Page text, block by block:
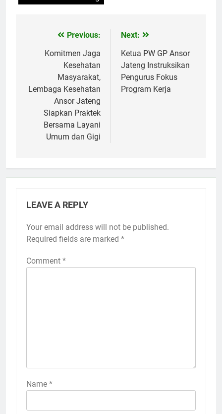
navigation
Previous:
Komitmen Jaga
Kesehatan
Masyarakat,
Lembaga Kesehatan
Ansor Jateng
Siapkan Praktek
Bersama Layani
Umum dan Gigi
Next:
Ketua PW GP Ansor
Jateng Instruksikan
Pengurus Fokus
Program Kerja
LEAVE A REPLY
Your email address will not be published.
Required fields are marked *
Comment *
Name *